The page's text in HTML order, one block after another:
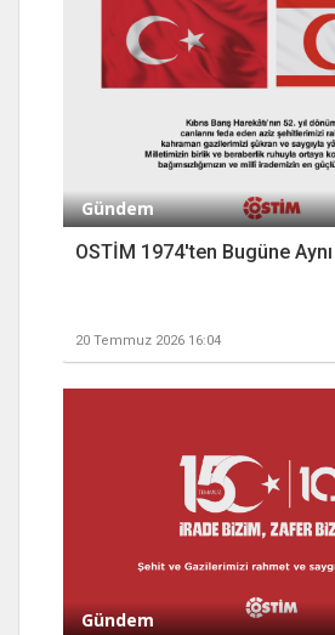
Gündem
OSTİM 1974'ten Bugüne
20 Temmuz 2026 16:04
Gündem